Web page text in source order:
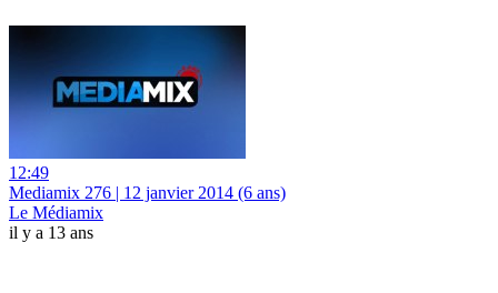
12:49
Mediamix 276 | 12 janvier 2014 (6 ans)
Le Médiamix
il y a 13 ans